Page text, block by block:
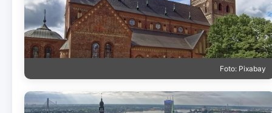
Foto: Pixabay